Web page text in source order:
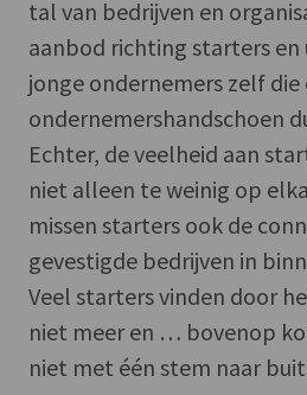
tal van bedrijven en
aanbod richting starters en
jonge ondernemers zelf die
ondernemershandschoen
Echter, de veelheid aan
niet alleen te weinig op
missen starters ook de
gevestigde bedrijven in
Veel starters vinden door
niet meer en … bovenop
niet met één stem naar